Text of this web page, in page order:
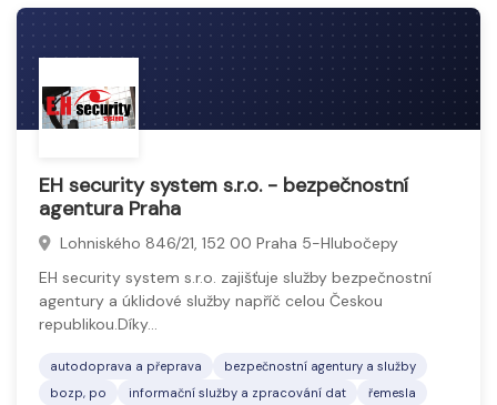
EH security system s.r.o. - bezpečnostní
agentura Praha
Lohniského 846/21, 152 00 Praha 5-Hlubočepy
EH security system s.r.o. zajišťuje služby bezpečnostní
agentury a úklidové služby napříč celou Českou
republikou.Díky…
autodoprava a přeprava
bezpečnostní agentury a služby
bozp, po
informační služby a zpracování dat
řemesla